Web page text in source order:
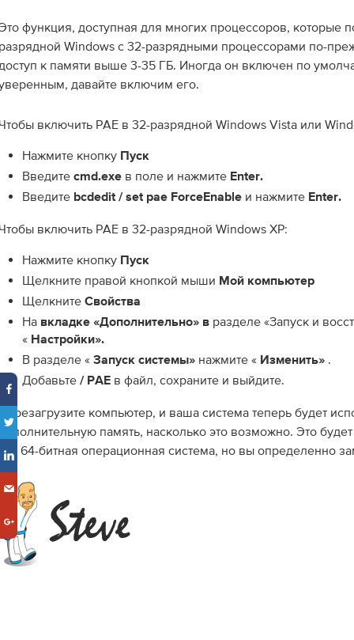
функция, доступная для многих процессоров, которые
Windows с 32-разрядными процессорами по-
к памяти выше 3-35 ГБ. Иногда он включен по
давайте включим его.
включить PAE в 32-разрядной Windows Vista или
Нажмите кнопку Пуск
Введите cmd.exe в поле и нажмите Enter.
Введите bcdedit / set pae ForceEnable и нажмите Enter.
включить PAE в 32-разрядной Windows XP:
Нажмите кнопку Пуск
Щелкните правой кнопкой мыши Мой компьютер
Щелкните Свойства
На вкладке «Дополнительно» в разделе «Запуск и
« Настройки».
В разделе « Запуск системы» нажмите « Изменить» .
Добавьте / PAE в файл, сохраните и выйдите.
компьютер, и ваша система теперь будет
память, насколько это возможно. Это
64-битная операционная система, но вы определенно